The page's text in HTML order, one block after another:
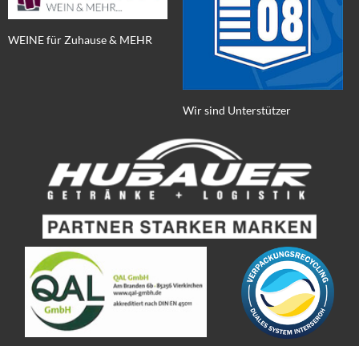
WEINE für Zuhause & MEHR
Wir sind Unterstützer